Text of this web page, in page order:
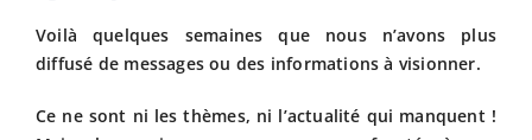
Voilà quelques semaines que nous n’avons plus
diffusé de messages ou des informations à visionner.
Ce ne sont ni les thèmes, ni l’actualité qui manquent !